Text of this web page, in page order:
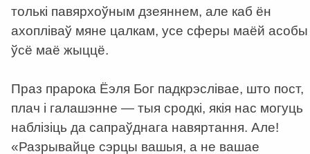
толькі павярхоўным дзеяннем, але каб ён
ахопліваў мяне цалкам, усе сферы маёй асобы
ўсё маё жыццё.
Праз прарока Ёэля Бог падкрэслівае, што пост,
плач і галашэнне — тыя сродкі, якія нас могуць
наблізіць да сапраўднага навяртання. Але!
«Разрывайце сэрцы вашыя, а не вашае